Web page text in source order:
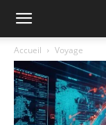
Accueil Voyage